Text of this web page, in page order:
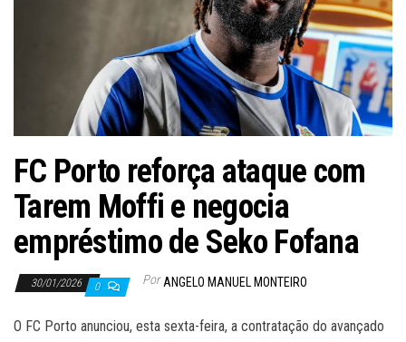
FC Porto reforça ataque com
Tarem Moffi e negocia
empréstimo de Seko Fofana
30/01/2026 0 Por ANGELO MANUEL MONTEIRO
O FC Porto anunciou, esta sexta-feira, a contratação do avançado